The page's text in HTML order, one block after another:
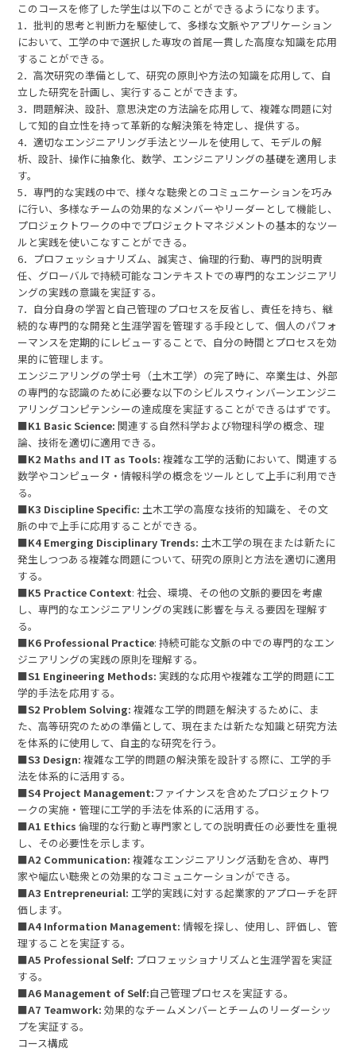
このコースを修了した学生は以下のことができるようになります。
1．批判的思考と判断力を駆使して、多様な文脈やアプリケーション
において、工学の中で選択した専攻の首尾一貫した高度な知識を応用
することができる。
2．高次研究の準備として、研究の原則や方法の知識を応用して、自
立した研究を計画し、実行することができます。
3．問題解決、設計、意思決定の方法論を応用して、複雑な問題に対
して知的自立性を持って革新的な解決策を特定し、提供する。
4．適切なエンジニアリング手法とツールを使用して、モデルの解
析、設計、操作に抽象化、数学、エンジニアリングの基礎を適用しま
す。
5．専門的な実践の中で、様々な聴衆とのコミュニケーションを巧み
に行い、多様なチームの効果的なメンバーやリーダーとして機能し、
プロジェクトワークの中でプロジェクトマネジメントの基本的なツー
ルと実践を使いこなすことができる。
6．プロフェッショナリズム、誠実さ、倫理的行動、専門的説明責
任、グローバルで持続可能なコンテキストでの専門的なエンジニアリ
ングの実践の意識を実証する。
7．自分自身の学習と自己管理のプロセスを反省し、責任を持ち、継
続的な専門的な開発と生涯学習を管理する手段として、個人のパフォ
ーマンスを定期的にレビューすることで、自分の時間とプロセスを効
果的に管理します。
エンジニアリングの学士号（土木工学）の完了時に、卒業生は、外部
の専門的な認識のために必要な以下のシビルスウィンバーンエンジニ
アリングコンピテンシーの達成度を実証することができるはずです。
■K1 Basic Science:関連する自然科学および物理科学の概念、理
論、技術を適切に適用できる。
■K2 Maths and IT as Tools: 複雑な工学的活動において、関連する
数学やコンピュータ・情報科学の概念をツールとして上手に利用でき
る。
■K3 Discipline Specific: 土木工学の高度な技術的知識を、その文
脈の中で上手に応用することができる。
■K4 Emerging Disciplinary Trends: 土木工学の現在または新たに
発生しつつある複雑な問題について、研究の原則と方法を適切に適用
する。
■K5 Practice Context: 社会、環境、その他の文脈的要因を考慮
し、専門的なエンジニアリングの実践に影響を与える要因を理解す
る。
■K6 Professional Practice: 持続可能な文脈の中での専門的なエン
ジニアリングの実践の原則を理解する。
■S1 Engineering Methods: 実践的な応用や複雑な工学的問題に工
学的手法を応用する。
■S2 Problem Solving: 複雑な工学的問題を解決するために、ま
た、高等研究のための準備として、現在または新たな知識と研究方法
を体系的に使用して、自主的な研究を行う。
■S3 Design: 複雑な工学的問題の解決策を設計する際に、工学的手
法を体系的に活用する。
■S4 Project Management:ファイナンスを含めたプロジェクトワ
ークの実施・管理に工学的手法を体系的に活用する。
■A1 Ethics 倫理的な行動と専門家としての説明責任の必要性を重視
し、その必要性を示します。
■A2 Communication: 複雑なエンジニアリング活動を含め、専門
家や幅広い聴衆との効果的なコミュニケーションができる。
■A3 Entrepreneurial: 工学的実践に対する起業家的アプローチを評
価します。
■A4 Information Management: 情報を探し、使用し、評価し、管
理することを実証する。
■A5 Professional Self: プロフェッショナリズムと生涯学習を実証
する。
■A6 Management of Self:自己管理プロセスを実証する。
■A7 Teamwork: 効果的なチームメンバーとチームのリーダーシッ
プを実証する。
コース構成